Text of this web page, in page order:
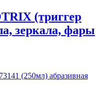
(триггер
зеркала, фары